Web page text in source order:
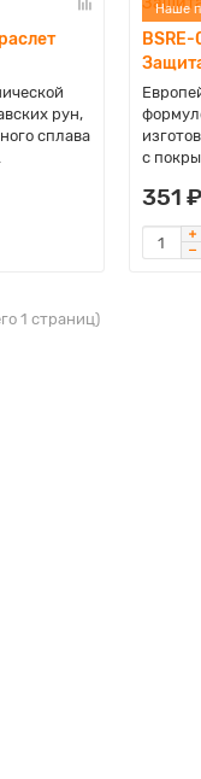
рун,
сплава
Наше
с
351 ₽
1 страниц)